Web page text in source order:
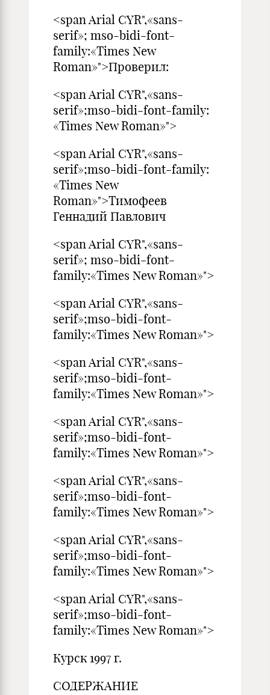
<span Arial CYR",«sans-
serif»; mso-bidi-font-
family:«Times New
Roman»">Проверил:
<span Arial CYR",«sans-
serif»;mso-bidi-font-family:
«Times New Roman»">
<span Arial CYR",«sans-
serif»;mso-bidi-font-family:
«Times New
Roman»">Тимофеев
Геннадий Павлович
<span Arial CYR",«sans-
serif»; mso-bidi-font-
family:«Times New Roman»">
<span Arial CYR",«sans-
serif»;mso-bidi-font-
family:«Times New Roman»">
<span Arial CYR",«sans-
serif»;mso-bidi-font-
family:«Times New Roman»">
<span Arial CYR",«sans-
serif»;mso-bidi-font-
family:«Times New Roman»">
<span Arial CYR",«sans-
serif»;mso-bidi-font-
family:«Times New Roman»">
<span Arial CYR",«sans-
serif»;mso-bidi-font-
family:«Times New Roman»">
<span Arial CYR",«sans-
serif»;mso-bidi-font-
family:«Times New Roman»">
Курск 1997 г.
СОДЕРЖАНИЕ